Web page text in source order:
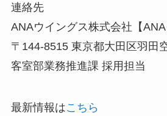
連絡先
ANAウイングス株式会社【ANA
〒144-8515 東京都大田区羽田
客室部業務推進課 採用担当
最新情報はこちら